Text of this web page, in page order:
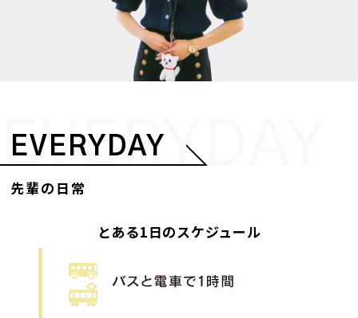
EVERYDAY
EVERYDAY
先輩の日常
とある1日のスケジュール